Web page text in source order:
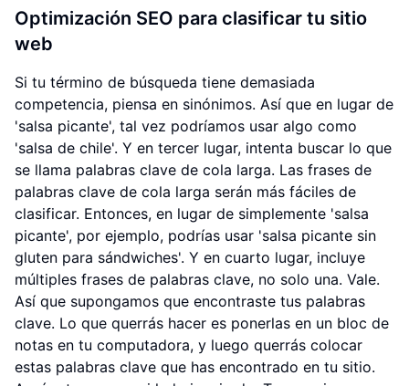
Optimización SEO para clasificar tu sitio
web
Si tu término de búsqueda tiene demasiada
competencia, piensa en sinónimos. Así que en lugar de
'salsa picante', tal vez podríamos usar algo como
'salsa de chile'. Y en tercer lugar, intenta buscar lo que
se llama palabras clave de cola larga. Las frases de
palabras clave de cola larga serán más fáciles de
clasificar. Entonces, en lugar de simplemente 'salsa
picante', por ejemplo, podrías usar 'salsa picante sin
gluten para sándwiches'. Y en cuarto lugar, incluye
múltiples frases de palabras clave, no solo una. Vale.
Así que supongamos que encontraste tus palabras
clave. Lo que querrás hacer es ponerlas en un bloc de
notas en tu computadora, y luego querrás colocar
estas palabras clave que has encontrado en tu sitio.